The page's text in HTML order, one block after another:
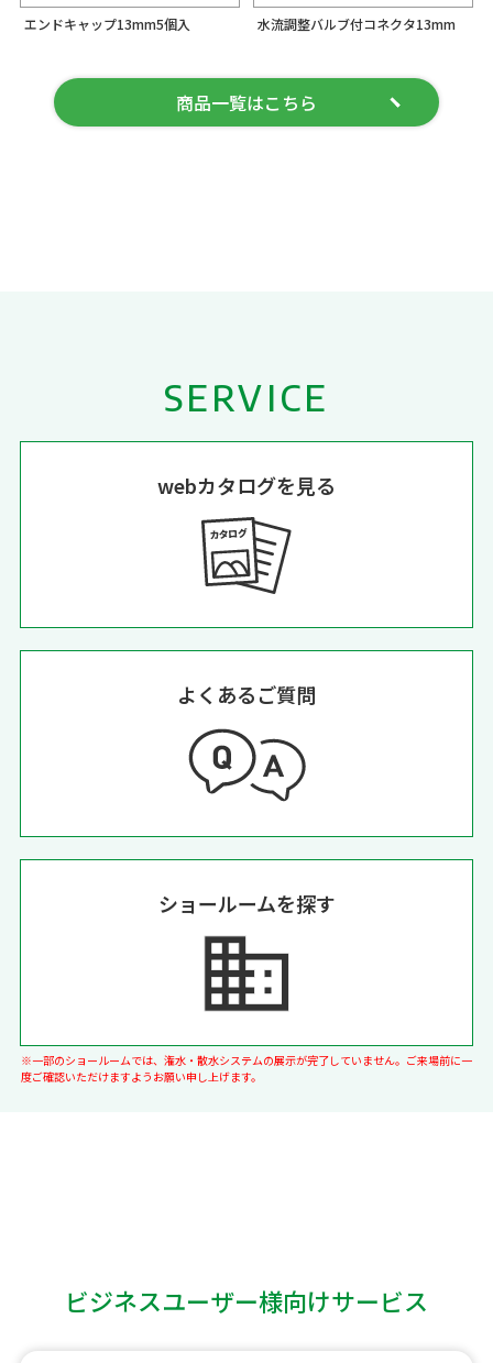
エンドキャップ13mm5個入 水流調整バルブ付コネクタ13mm
商品一覧はこちら
SERVICE
webカタログを見る
よくあるご質問
ショールームを探す
※一部のショールームでは、潅水・散水システムの展示が完了していません。ご来場前に一
度ご確認いただけますようお願い申し上げます。
ビジネスユーザー様向けサービス